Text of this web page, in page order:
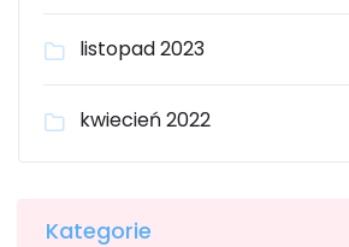
listopad 2023
kwiecień 2022
Kategorie